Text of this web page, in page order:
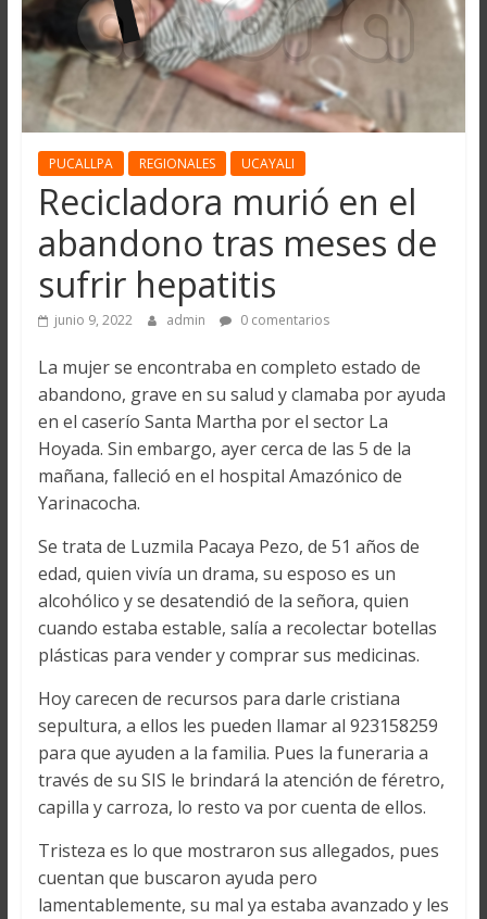
PUCALLPA REGIONALES UCAYALI
Recicladora murió en el
abandono tras meses de
sufrir hepatitis
junio 9, 2022 admin 0 comentarios
La mujer se encontraba en completo estado de
abandono, grave en su salud y clamaba por ayuda
en el caserío Santa Martha por el sector La
Hoyada. Sin embargo, ayer cerca de las 5 de la
mañana, falleció en el hospital Amazónico de
Yarinacocha.
Se trata de Luzmila Pacaya Pezo, de 51 años de
edad, quien vivía un drama, su esposo es un
alcohólico y se desatendió de la señora, quien
cuando estaba estable, salía a recolectar botellas
plásticas para vender y comprar sus medicinas.
Hoy carecen de recursos para darle cristiana
sepultura, a ellos les pueden llamar al 923158259
para que ayuden a la familia. Pues la funeraria a
través de su SIS le brindará la atención de féretro,
capilla y carroza, lo resto va por cuenta de ellos.
Tristeza es lo que mostraron sus allegados, pues
cuentan que buscaron ayuda pero
lamentablemente, su mal ya estaba avanzado y les